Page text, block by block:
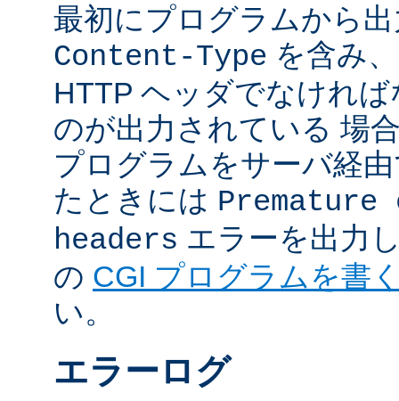
最初にプログラムから
Content-Type を含み
HTTP ヘッダでなけれ
のが出力されている 場
プログラムをサーバ経
たときには
headers エラーを出力
の CGI プログラムを書
い。
エラーログ